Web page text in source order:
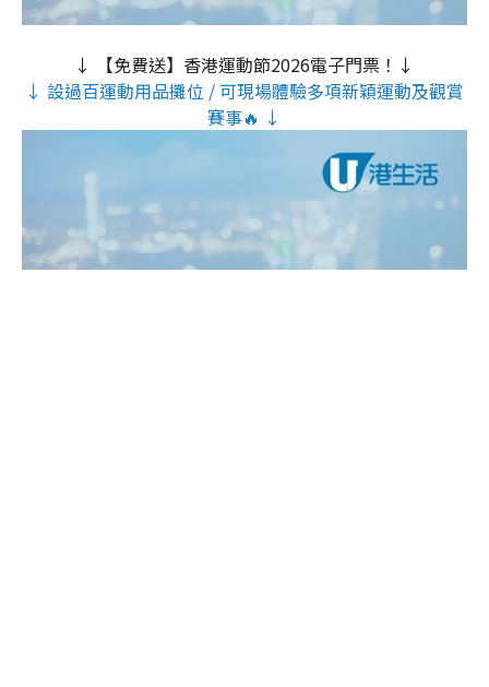
↓ 【免費送】香港運動節2026電子門票！↓
↓ 設過百運動用品攤位 / 可現場體驗多項新穎運動及觀賞
賽事🔥 ↓